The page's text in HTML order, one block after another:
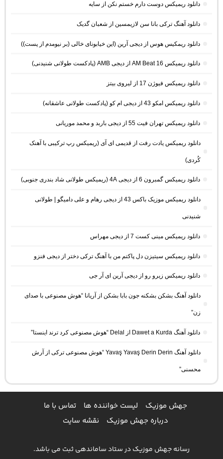
دانلود ریمیکس دوست دارم خستم نکن از سایه
دانلود آهنگ ترکی بانا سن لازیمسین از شعبان گدیک
دانلود ریمکیس هوس از دیجی آرین (این خیابونای خالی (بر نیومدم از پست))
دانلود ریمیکس AM Beat 16 از دیجی AMB (پادکست طولانی شنیدنی)
دانلود ریمیکس فیوژن 17 از لیروی بیتز
دانلود ریمیکس امکو 43 از دیجی ام کو (پادکست طولانی عاشقانه)
دانلود ریمیکس تهران فیت 55 از دیجی باربد و محمد موریانی
دانلود ریمیکس یادت رفت از قدیمی ای آی (ریمیکس رپ ترکیبی با آهنک
کُردی)
دانلود ریمیکس گمبرون 6 از دیجی 4A (ریمیکس طولانی شاد بندری جنوبی)
دانلود ریمیکس موزیک باکس 43 از دیجی رهام و علی دامیگو | طولانی
شنیدنی
دانلود ریمیکس مینی کست 7 از دیجی مهراس
دانلود ریمیکس سیتیزن دل پاکتم من با آهنگ ترکی دختر از دیجی فنزو
دانلود ریمیکس زیرو رو از دیجی آرین ای آر جی
دانلود آهنگ بشکن بشکنه جون بابا بشکن از آریانا “هوش مصنوعی با صدای
زن”
دانلود آهنگ Dawet a Kurda از Delal “هوش مصنوعی کرد ترند اینستا”
دانلود آهنگ Yavaş Yavaş Derin Derin “هوش مصنوعی ترکی از آرش
محسنی”
جهش موزیک لیست خواننده ها
تماس با ما
درباره جهش موزیک
نقشه سایت
رسانه جهش موزیک در ستاد ساماندهی ثبت می باشد.